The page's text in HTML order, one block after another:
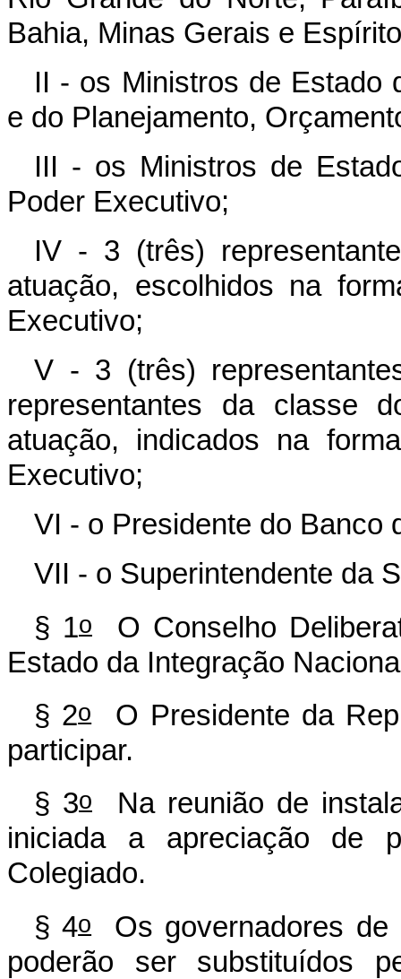
Bahia, Minas Gerais e
II - os Ministros de Estado
e do Planejamento,
III - os Ministros de
Poder Executivo;
IV - 3 (três)
atuação, escolhidos na
Executivo;
V - 3 (três)
representantes da classe
atuação, indicados na
Executivo;
VI - o Presidente do Banco
VII - o Superintendente da
§ 1o
O Conselho
Estado da Integração
§ 2oO Presidente da
participar.
§ 3o
Na reunião de
iniciada a apreciação de
Colegiado.
§ 4oOs governadores de
poderão ser substituídos